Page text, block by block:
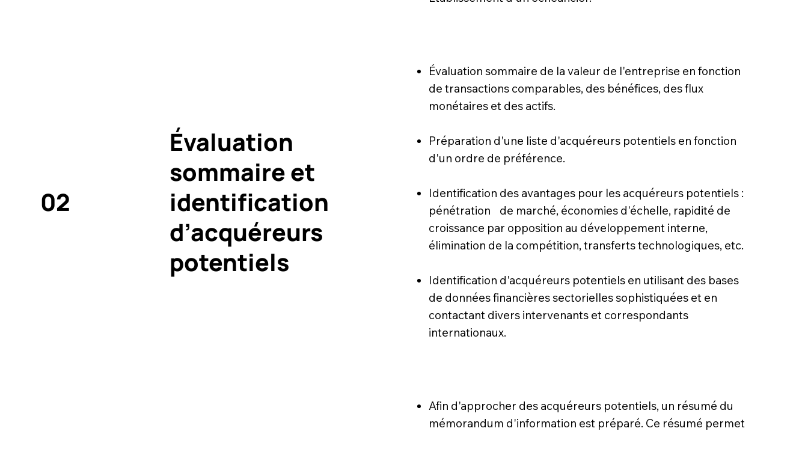
Afin d'approcher des acquéreurs potentiels, un résumé du
mémorandum d'information est préparé. Ce résumé permet
02
Évaluation
sommaire et
identification
d’acquéreurs
potentiels
Évaluation sommaire de la valeur de l'entreprise en fonction
de transactions comparables, des bénéfices, des flux
monétaires et des actifs.
Préparation d'une liste d'acquéreurs potentiels en fonction
d'un ordre de préférence.
Identification des avantages pour les acquéreurs potentiels :
pénétration de marché, économies d'échelle, rapidité de
croissance par opposition au développement interne,
élimination de la compétition, transferts technologiques, etc.
Identification d'acquéreurs potentiels en utilisant des bases
de données financières sectorielles sophistiquées et en
contactant divers intervenants et correspondants
internationaux.